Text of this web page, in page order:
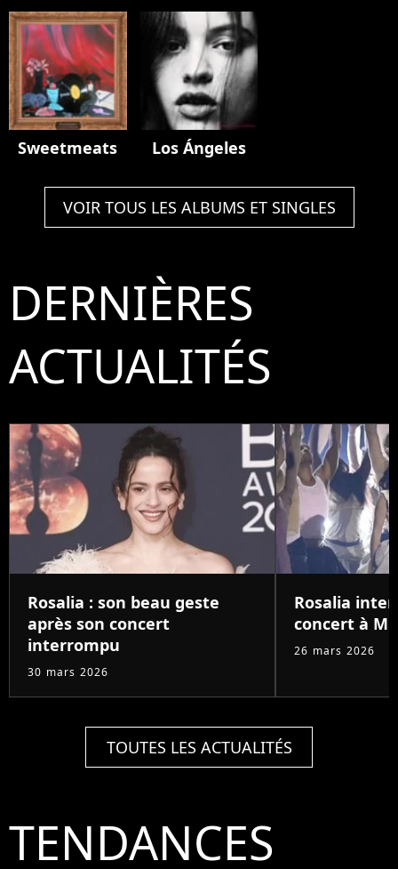
Sweetmeats Los Ángeles
VOIR TOUS LES ALBUMS ET SINGLES
DERNIÈRES
ACTUALITÉS
Rosalia : son beau geste
après son concert
interrompu
30 mars 2026
Rosalia
concert à
26 mars 2026
TOUTES LES ACTUALITÉS
TENDANCES